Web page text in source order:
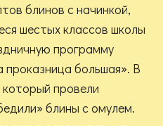
блинов с начинкой,
шестых классов школы
программу
большая». В
провели
блины с омулем.